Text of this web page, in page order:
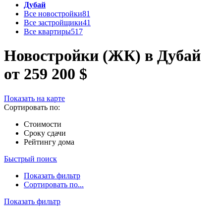
Дубай
Все новостройки81
Все застройщики41
Все квартиры517
Новостройки (ЖК) в Дубай
от 259 200 $
Показать на карте
Сортировать по:
Стоимости
Сроку сдачи
Рейтингу дома
Быстрый поиск
Показать фильтр
Сортировать по...
Показать фильтр